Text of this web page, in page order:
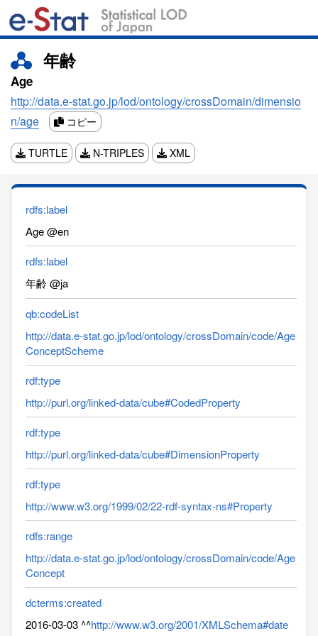
年齢
Age
http://data.e-stat.go.jp/lod/ontology/crossDomain/dimensio
n/age
コピー
TURTLE N-TRIPLES XML
rdfs:label
Age @en
rdfs:label
年齢 @ja
qb:codeList
http://data.e-stat.go.jp/lod/ontology/crossDomain/code/Age
ConceptScheme
rdf:type
http://purl.org/linked-data/cube#CodedProperty
rdf:type
http://purl.org/linked-data/cube#DimensionProperty
rdf:type
http://www.w3.org/1999/02/22-rdf-syntax-ns#Property
rdfs:range
http://data.e-stat.go.jp/lod/ontology/crossDomain/code/Age
Concept
dcterms:created
2016-03-03 ^^http://www.w3.org/2001/XMLSchema#date